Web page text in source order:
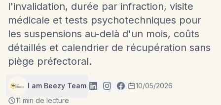
l'invalidation, durée par infraction, visite
médicale et tests psychotechniques pour
les suspensions au-delà d'un mois, coûts
détaillés et calendrier de récupération sans
piège préfectoral.
I am Beezy Team
10/05/2026
11 min de lecture